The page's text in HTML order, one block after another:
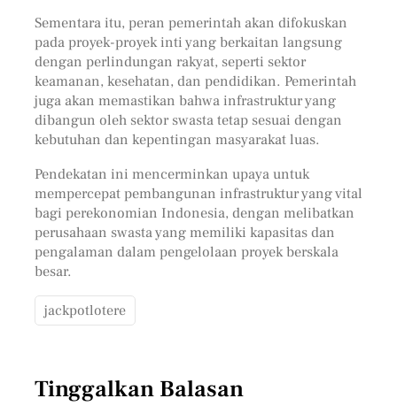
Sementara itu, peran pemerintah akan difokuskan
pada proyek-proyek inti yang berkaitan langsung
dengan perlindungan rakyat, seperti sektor
keamanan, kesehatan, dan pendidikan. Pemerintah
juga akan memastikan bahwa infrastruktur yang
dibangun oleh sektor swasta tetap sesuai dengan
kebutuhan dan kepentingan masyarakat luas.
Pendekatan ini mencerminkan upaya untuk
mempercepat pembangunan infrastruktur yang vital
bagi perekonomian Indonesia, dengan melibatkan
perusahaan swasta yang memiliki kapasitas dan
pengalaman dalam pengelolaan proyek berskala
besar.
jackpotlotere
Tinggalkan Balasan